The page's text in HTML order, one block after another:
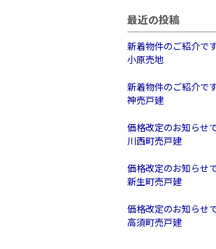
最近の投稿
新着物件のご紹介
小原売地
新着物件のご紹介
神売戸建
価格改定のお知ら
川西町売戸建
価格改定のお知ら
新生町売戸建
価格改定のお知ら
高須町売戸建